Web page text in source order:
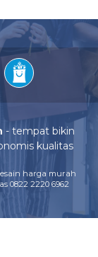
- tempat bikin
kualitas
harga murah
0822 2220 6962